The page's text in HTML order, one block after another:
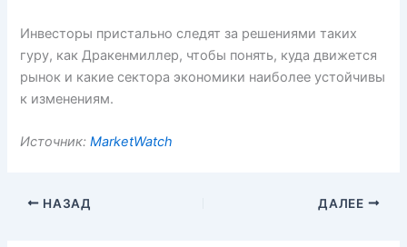
Инвесторы пристально следят за решениями таких
гуру, как Дракенмиллер, чтобы понять, куда движется
рынок и какие сектора экономики наиболее устойчивы
к изменениям.
Источник:MarketWatch
НАЗАД ДАЛЕЕ